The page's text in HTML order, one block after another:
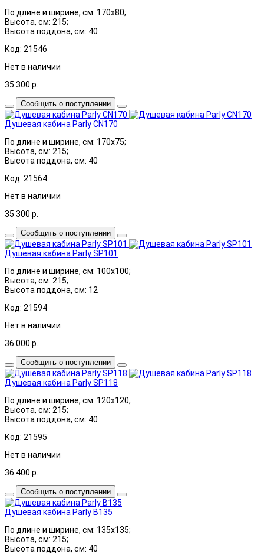
По длине и ширине, см: 170x80;
Высота, см: 215;
Высота поддона, см: 40
Код: 21546
Нет в наличии
35 300 р.
Сообщить о поступлении
Душевая кабина Parly CN170
По длине и ширине, см: 170x75;
Высота, см: 215;
Высота поддона, см: 40
Код: 21564
Нет в наличии
35 300 р.
Сообщить о поступлении
Душевая кабина Parly SP101
По длине и ширине, см: 100x100;
Высота, см: 215;
Высота поддона, см: 12
Код: 21594
Нет в наличии
36 000 р.
Сообщить о поступлении
Душевая кабина Parly SP118
По длине и ширине, см: 120x120;
Высота, см: 215;
Высота поддона, см: 40
Код: 21595
Нет в наличии
36 400 р.
Сообщить о поступлении
Душевая кабина Parly B135
По длине и ширине, см: 135x135;
Высота, см: 215;
Высота поддона, см: 40